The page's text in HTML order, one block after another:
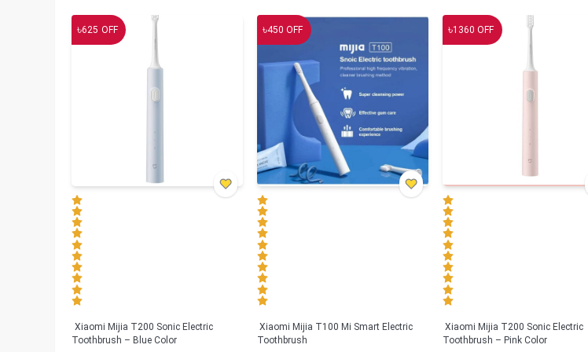
৳625 OFF
Xiaomi Mijia T200 Sonic Electric
Toothbrush – Blue Color
৳450 OFF
Xiaomi Mijia T100 Mi Smart Electric
Toothbrush
৳1360 OFF
Xiaomi Mijia T200 Sonic Electric
Toothbrush – Pink Color